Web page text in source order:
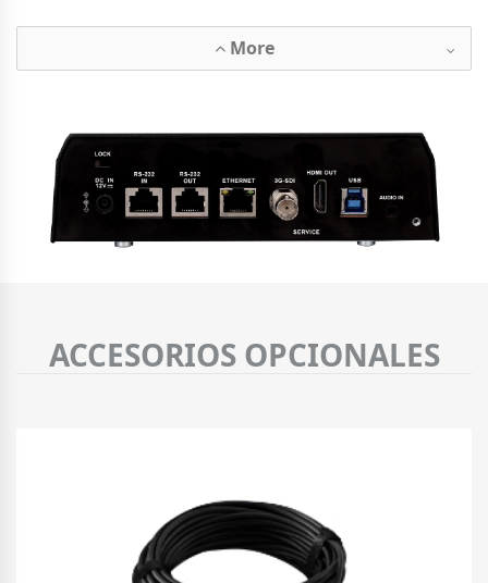
More
ACCESORIOS OPCIONALES